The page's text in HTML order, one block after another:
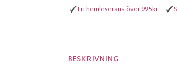
Fri hemleverans över 995kr
BESKRIVNING